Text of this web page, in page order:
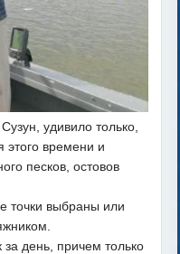
удивило только,
этого времени и
песков, остовов
точки выбраны или
день, причем только